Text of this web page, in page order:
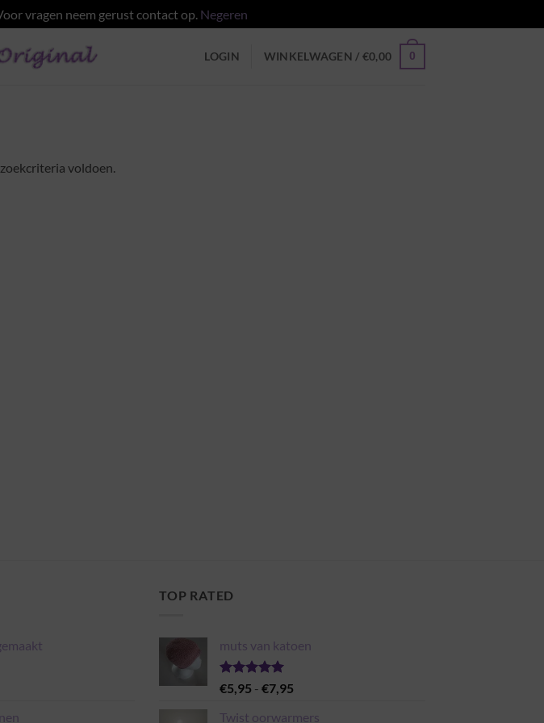
vragen neem gerust contact op. Negeren
LOGIN WINKELWAGEN / €0,00 0
voldoen.
TOP RATED
muts van katoen
Gewaardeerd
5.00
€5,95 - €7,95
Twist oorwarmers